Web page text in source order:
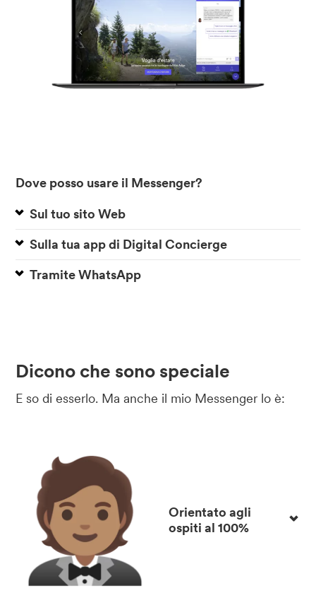
Dove posso usare il Messenger?
Sul tuo sito Web
Sulla tua app di Digital Concierge
Tramite WhatsApp
Dicono che sono speciale
E so di esserlo. Ma anche il mio Messenger lo è:
Orientato agli
ospiti al 100%